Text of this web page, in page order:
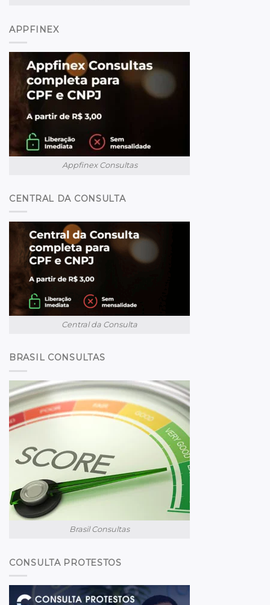
APPFINEX
Appfinex Consultas
CENTRAL DA CONSULTA
Central da Consulta
BRASIL CONSULTAS
Brasil Consultas
CONSULTA PROTESTOS